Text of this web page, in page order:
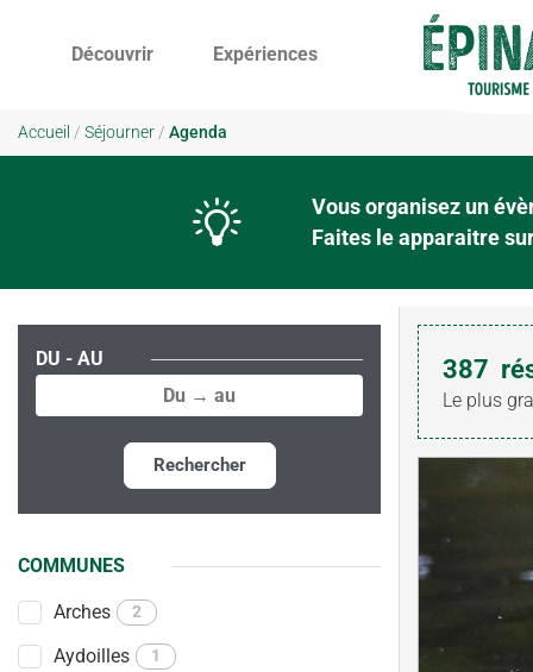
Découvrir Expériences
Accueil / Séjourner / Agenda
Vous organisez un
Faites le apparaitre
DU - AU
Rechercher
COMMUNES
Arches 2
Aydoilles 1
387
Le plus